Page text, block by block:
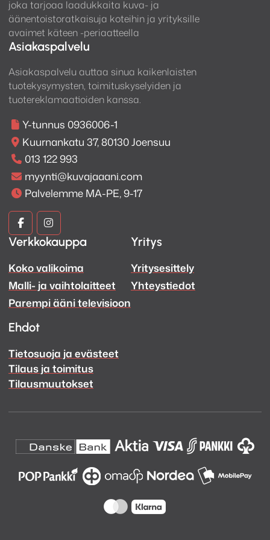
joka tarjoaa laadukkaita kuva- ja
äänentoistoratkaisuja koteihin ja yrityksille
avaimet käteen -periaatteella
Asiakaspalvelu
Asiakaspalvelu auttaa sinua kaikenlaisten
tuotekysymysten, toimituskyselyiden ja
tuotereklamaatioiden kanssa.
Y-tunnus 0936006-1
Kuurnankatu 37, 80130 Joensuu
013 122 993
myynti@kuvajaaani.com
Palvelemme MA-PE, 9-17
Kuva
ja
Ääni
Facebook
Kuva
ja
Ääni
Instagram
Verkkokauppa
Koko valikoima
Malli- ja vaihtolaitteet
Parempi ääni televisioon
Yritys
Yritysesittely
Yhteystiedot
Ehdot
Tietosuoja ja evästeet
Tilaus ja toimitus
Tilausmuutokset